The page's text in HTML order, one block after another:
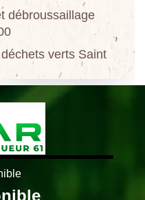
débroussaillage
verts Saint